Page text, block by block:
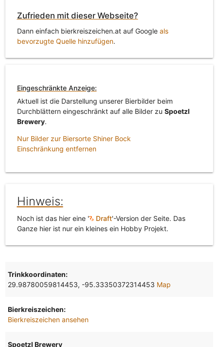
Zufrieden mit dieser Webseite?
Dann einfach bierkreiszeichen.at auf Google als
bevorzugte Quelle hinzufügen.
Eingeschränkte Anzeige:
Aktuell ist die Darstellung unserer Bierbilder beim
Durchblättern eingeschränkt auf alle Bilder zu Spoetzl
Brewery.
Nur Bilder zur Biersorte Shiner Bock
Einschränkung entfernen
Hinweis:
Noch ist das hier eine ' Draft'-Version der Seite. Das
Ganze hier ist nur ein kleines ein Hobby Projekt.
Trinkkoordinaten:
29.98780059814453, -95.33350372314453 Map
Bierkreiszeichen:
Bierkreiszeichen ansehen
Spoetzl Brewery